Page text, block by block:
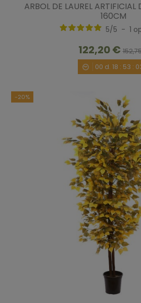
ARBOL DE LAUREL ARTIFICIAL
160CM
5/5 - 1
122,20 €
00 d. 18 : 53 :
-20%